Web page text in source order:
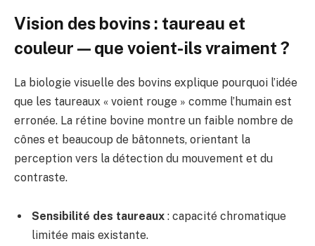
Vision des bovins : taureau et
couleur — que voient-ils vraiment ?
La biologie visuelle des bovins explique pourquoi l’idée
que les taureaux « voient rouge » comme l’humain est
erronée. La rétine bovine montre un faible nombre de
cônes et beaucoup de bâtonnets, orientant la
perception vers la détection du mouvement et du
contraste.
Sensibilité des taureaux : capacité chromatique
limitée mais existante.